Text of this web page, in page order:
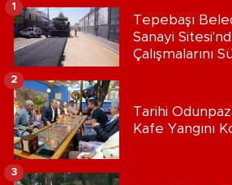
Tepebaşı
Sanayi
Çalışmalarını
1
Tarihi
Kafe Yangını
2
3